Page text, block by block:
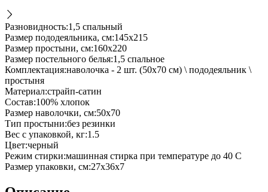
Разновидность:1,5 спальный
Размер пододеяльника, см:145х215
Размер простыни, см:160х220
Размер постельного белья:1,5 спальное
Комплектация:наволочка - 2 шт. (50х70 см) \ пододеяльник \
простыня
Материал:страйп-сатин
Состав:100% хлопок
Размер наволочки, см:50х70
Тип простыни:без резинки
Вес с упаковкой, кг:1.5
Цвет:черный
Режим стирки:машинная стирка при температуре до 40 С
Размер упаковки, см:27х36х7